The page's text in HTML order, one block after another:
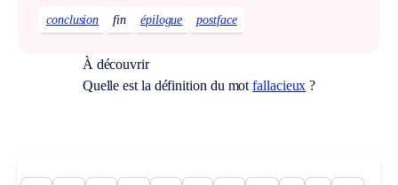
conclusion fin épilogue postface
À découvrir
Quelle est la définition du motfallacieux ?